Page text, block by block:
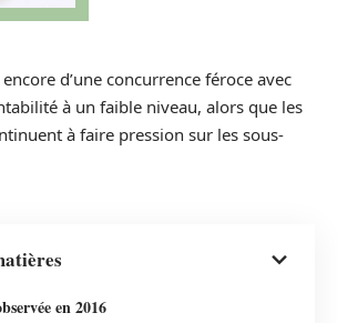
d’une concurrence féroce avec
à un faible niveau, alors que les
à faire pression sur les sous-
en 2016